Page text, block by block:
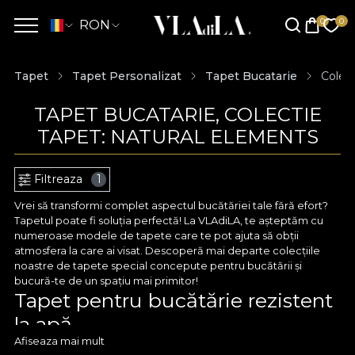
RON
Tapet Tapet Personalizat Tapet Bucatarie
TAPET BUCATARIE, COLECTIE
TAPET: NATURAL ELEMENTS
Filtreaza 1
Vrei să transformi complet aspectul bucătăriei tale fără efort?
Tapetul poate fi soluția perfectă! La VLAdiLA, te așteptăm cu
numeroase modele de tapete care te pot ajuta să obții
atmosfera la care ai visat. Descoperă mai departe colecțiile
noastre de tapete special concepute pentru bucătării și
bucură-te de un spațiu mai primitor!
Tapet pentru bucătărie rezistent
la apă
Afiseaza mai mult